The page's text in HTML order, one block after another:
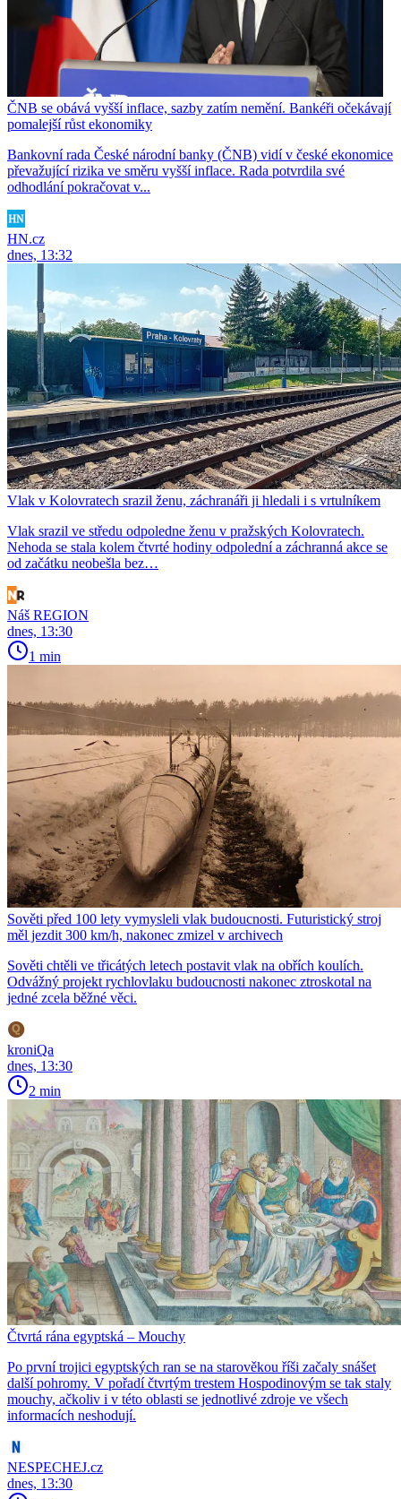
ČNB se obává vyšší inflace, sazby zatím nemění. Bankéři očekávají
pomalejší růst ekonomiky
Bankovní rada České národní banky (ČNB) vidí v české ekonomice
převažující rizika ve směru vyšší inflace. Rada potvrdila své
odhodlání pokračovat v...
HN.cz
dnes, 13:32
Vlak v Kolovratech srazil ženu, záchranáři ji hledali i s vrtulníkem
Vlak srazil ve středu odpoledne ženu v pražských Kolovratech.
Nehoda se stala kolem čtvrté hodiny odpolední a záchranná akce se
od začátku neobešla bez…
Náš REGION
dnes, 13:30
1 min
Sověti před 100 lety vymysleli vlak budoucnosti. Futuristický stroj
měl jezdit 300 km/h, nakonec zmizel v archivech
Sověti chtěli ve třicátých letech postavit vlak na obřích koulích.
Odvážný projekt rychlovlaku budoucnosti nakonec ztroskotal na
jedné zcela běžné věci.
kroniQa
dnes, 13:30
2 min
Čtvrtá rána egyptská – Mouchy
Po první trojici egyptských ran se na starověkou říši začaly snášet
další pohromy. V pořadí čtvrtým trestem Hospodinovým se tak staly
mouchy, ačkoliv i v této oblasti se jednotlivé zdroje ve všech
informacích neshodují.
NESPECHEJ.cz
dnes, 13:30